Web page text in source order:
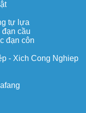
tự lựa
cầu
đạn côn
- Xich Cong Nghiep